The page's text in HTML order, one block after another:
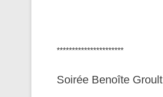
**********************
Soirée Benoîte Groult